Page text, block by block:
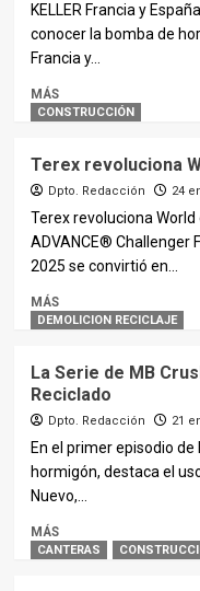
KELLER Francia y
conocer la bomba de
Francia y...
MÁS
CONSTRUCCIÓN
Terex revoluciona
Dpto. Redacción 24
Terex revoluciona
ADVANCE® Challenger
2025 se convirtió en...
MÁS
DEMOLICION RECICLAJE
La Serie de MB
Reciclado
Dpto. Redacción 21
En el primer episodio de
hormigón, destaca el
Nuevo,...
MÁS
CANTERAS